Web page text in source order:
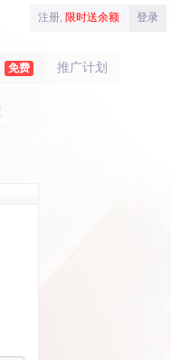
注册, 限时送余额 登录
免费 推广计划